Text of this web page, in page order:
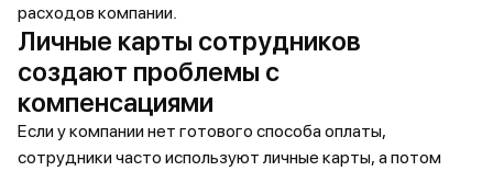
расходов компании.
Личные карты сотрудников
создают проблемы с
компенсациями
Если у компании нет готового способа оплаты,
сотрудники часто используют личные карты, а потом